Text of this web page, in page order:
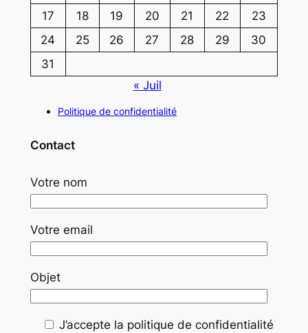
17
18 19 20 21 22
23
24
25 26 27 28 29
30
31
« Juil
Politique de confidentialité
Contact
Votre nom
Votre email
Objet
J’accepte la politique de confidentialité